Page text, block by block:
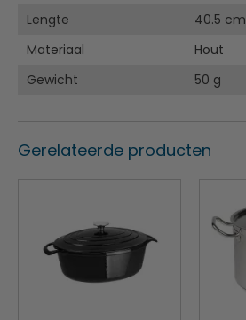
Lengte
40.5 cm
Materiaal
Hout
Gewicht
50 g
Gerelateerde producten